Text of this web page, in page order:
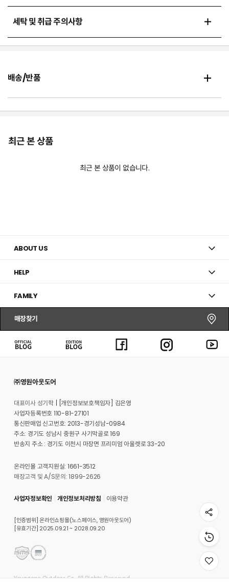
세탁 및 취급 주의사항
배송/반품
최근 본 상품
최근 본 상품이 없습니다.
ABOUT US
HELP
FAMILY
매장찾기
㈜영원아웃도어
대표이사 성기학
[개인정보보호책임자] 김은영
사업자등록번호 110-81-27101
통신판매업 신고번호: 2013-경기성남-0984
주소: 경기도 성남시 중원구 사기막골로 169
반송지 주소 : 경기도 이천시 마장면 프리미엄 아울렛로 33-20
온라인몰 고객지원실: 1661-3512
매장고객 및 A/S문의: 1899-2626
사업자정보확인 개인정보처리방침 이용약관
[인증범위] 온라인쇼핑몰(노스페이스, 영원아웃도어)
[유효기간] 2025.09.21 ~ 2028.09.20
Youngone Outdoor Co. All Rights Reserved.
위
시